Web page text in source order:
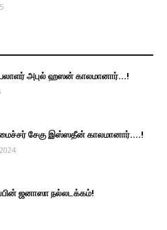
அபுல் ஹஸன் காலமானார்...!
சேகு இஸ்ஸதீன் காலமானார்….!
ஜனாஸா நல்லடக்கம்!